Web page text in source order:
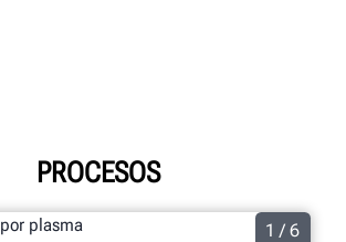
PROCESOS
1 / 6